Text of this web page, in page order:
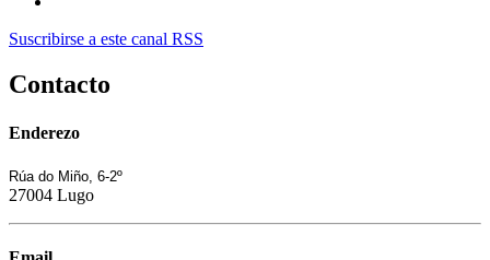
Suscribirse a este canal RSS
Contacto
Enderezo
Rúa do Miño, 6-2º
27004 Lugo